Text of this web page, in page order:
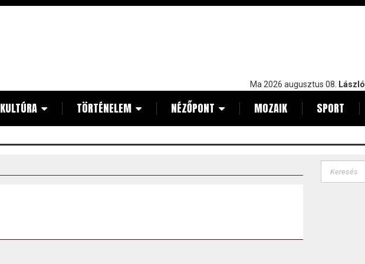
Ma 2026 augusztus 08. László
KULTÚRA TÖRTÉNELEM NÉZŐPONT MOZAIK SPORT